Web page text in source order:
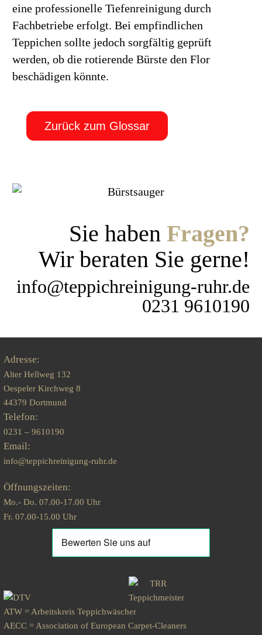
eine professionelle Tiefenreinigung durch
Fachbetriebe erfolgt. Bei empfindlichen
Teppichen sollte jedoch sorgfältig geprüft
werden, ob die rotierende Bürste den Flor
beschädigen könnte.
Zurück zum Glossar
Sie haben Fragen?
Wir beraten Sie gerne!
info@teppichreinigung-ruhr.de
0231 9610190
Adresse:
Alter Hellweg 132
Oespeler Kirchweg 8
44379 Dortmund
Telefon:
0231 – 9610190
Email:
info@teppichreinigung-ruhr.de
Öffnungszeiten:
Mo.- Do. 07.00-17.00 Uhr
Fr. 07.00-15.00 Uhr
ATW = Arbeitskreis Teppichwäscher
AECC = Association of European Carpet-Cleaners